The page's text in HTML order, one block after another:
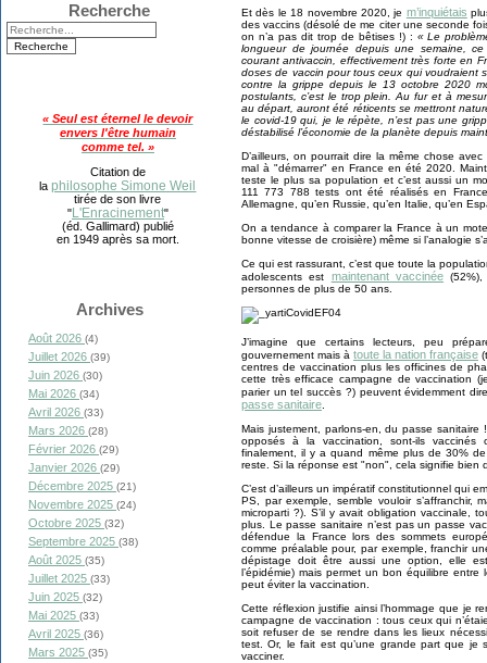
Recherche
« Seul est éternel le devoir
envers l'être humain
comme tel. »
Citation de
laphilosophe Simone Weil
tirée de son livre
"L'Enracinement"
(éd. Gallimard) publié
en 1949 après sa mort.
Archives
Août 2026 (4)
Juillet 2026 (39)
Juin 2026 (30)
Mai 2026 (34)
Avril 2026 (33)
Mars 2026 (28)
Février 2026 (29)
Janvier 2026 (29)
Décembre 2025 (21)
Novembre 2025 (24)
Octobre 2025 (32)
Septembre 2025 (38)
Août 2025 (35)
Juillet 2025 (33)
Juin 2025 (32)
Mai 2025 (33)
Avril 2025 (36)
Mars 2025 (35)
Et dès le 18 novembre 2020, je m’inquiétais
des vaccins (désolé de me citer une seconde
on n’a pas dit trop de bêtises !) : « Le
longueur de journée depuis une semaine,
courant antivaccin, effectivement très forte en
doses de vaccin pour tous ceux qui voudraient
contre la grippe depuis le 13 octobre 2020
postulants, c’est le trop plein. Au fur et à
au départ, auront été réticents se mettront
le covid-19 qui, je le répète, n’est pas une
déstabilisé l’économie de la planète depuis
D’ailleurs, on pourrait dire la même chose
mal à "démarrer" en France en été 2020.
teste le plus sa population et c’est aussi un
111 773 788 tests ont été réalisés en
Allemagne, qu’en Russie, qu’en Italie, qu’en
On a tendance à comparer la France à un
bonne vitesse de croisière) même si l’analogie
Ce qui est rassurant, c’est que toute la
adolescents est maintenant vaccinée
personnes de plus de 50 ans.
J’imagine que certains lecteurs, peu
gouvernement mais à toute la nation française
centres de vaccination plus les officines de
cette très efficace campagne de vaccination
parier un tel succès ?) peuvent évidemment
passe sanitaire
Mais justement, parlons-en, du passe
opposés à la vaccination, sont-ils
finalement, il y a quand même plus de 30%
reste. Si la réponse est "non", cela signifie bien
C’est d’ailleurs un impératif constitutionnel qui
PS, par exemple, semble vouloir s’affranchir,
microparti ?). S’il y avait obligation vaccinale,
plus. Le passe sanitaire n’est pas un passe
défendue la France lors des sommets
comme préalable pour, par exemple, franchir
dépistage doit être aussi une option, elle
l’épidémie) mais permet un bon équilibre
peut éviter la vaccination.
Cette réflexion justifie ainsi l’hommage que je
campagne de vaccination : tous ceux qui
soit refuser de se rendre dans les lieux
test. Or, le fait est qu’une grande part que je
vacciner.